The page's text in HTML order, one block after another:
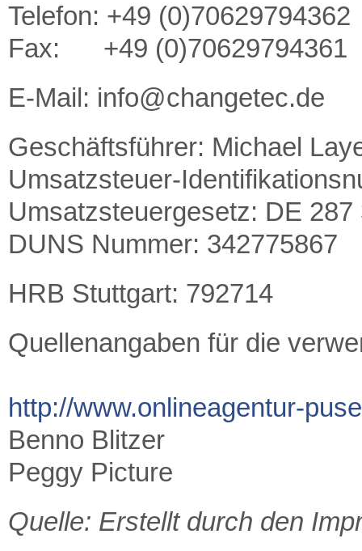
Telefon: +49 (0)70629794362
Fax: +49 (0)70629794361
E-Mail: info@changetec.de
Geschäftsführer: Michael
Umsatzsteuer-
Umsatzsteuergesetz: DE 287
DUNS Nummer: 342775867
HRB Stuttgart: 792714
Quellenangaben für die
http://www.onlineagentur-
Benno Blitzer
Peggy Picture
Quelle: Erstellt durch den